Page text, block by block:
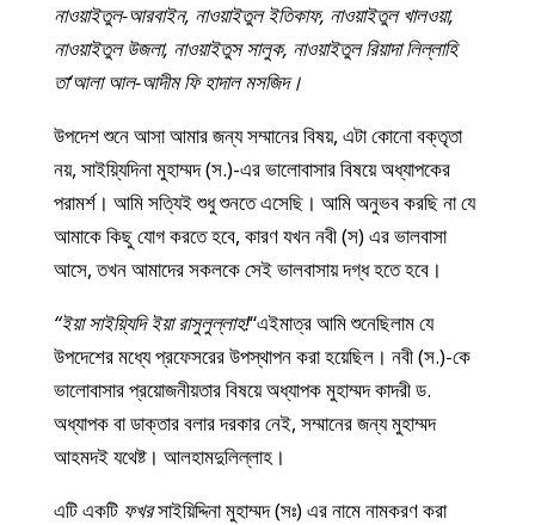
নাওয়াইতুল-আরবাইন, নাওয়াইতুল ইতিকাফ, নাওয়াইতুল খালওয়া,
নাওয়াইতুল উজলা, নাওয়াইতুস সালুক, নাওয়াইতুল রিয়াদা লিল্লাহি
তা‘আলা আল-আদীম ফি হাদাল মসজিদ।
উপদেশ শুনে আসা আমার জন্য সম্মানের বিষয়, এটা কোনো বক্তৃতা
নয়, সাইয়্যিদিনা মুহাম্মদ (স.)-এর ভালোবাসার বিষয়ে অধ্যাপকের
পরামর্শ। আমি সত্যিই শুধু শুনতে এসেছি। আমি অনুভব করছি না যে
আমাকে কিছু যোগ করতে হবে, কারণ যখন নবী (স) এর ভালবাসা
আসে, তখন আমাদের সকলকে সেই ভালবাসায় দগ্ধ হতে হবে।
“ইয়া সাইয়্যিদি ইয়া রাসুলুল্লাহ!“এইমাত্র আমি শুনেছিলাম যে
উপদেশের মধ্যে প্রফেসরের উপস্থাপন করা হয়েছিল। নবী (স.)-কে
ভালোবাসার প্রয়োজনীয়তার বিষয়ে অধ্যাপক মুহাম্মদ কাদরী ড.
অধ্যাপক বা ডাক্তার বলার দরকার নেই, সম্মানের জন্য মুহাম্মদ
আহমদই যথেষ্ট। আলহামদুলিল্লাহ।
এটি একটি ফখরসাইয়িদ্দিনা মুহাম্মদ (সঃ) এর নামে নামকরণ করা